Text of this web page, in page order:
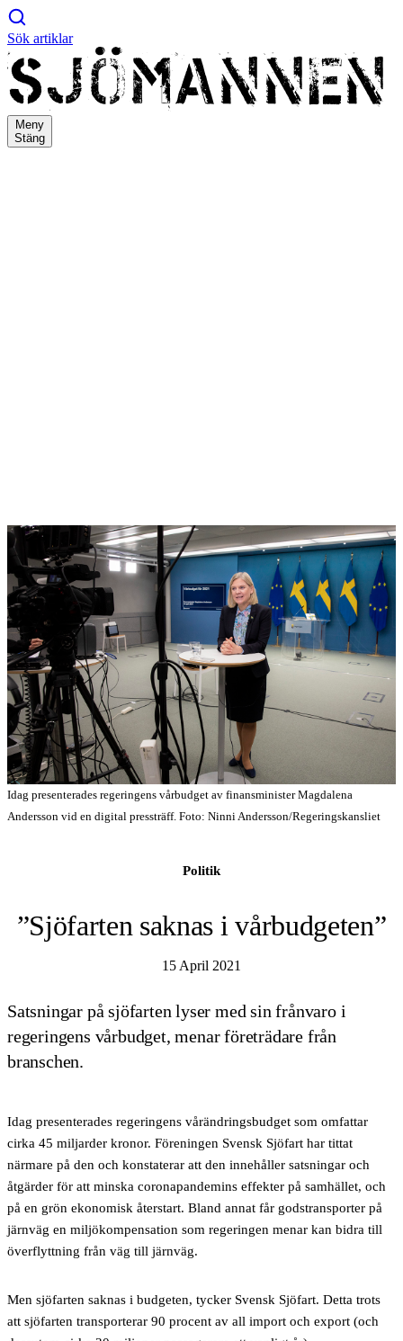
Sök artiklar
Meny
Stäng
Idag presenterades regeringens vårbudget av finansminister Magdalena
Andersson vid en digital pressträff. Foto: Ninni Andersson/Regeringskansliet
Politik
”Sjöfarten saknas i vårbudgeten”
15 April 2021
Satsningar på sjöfarten lyser med sin frånvaro i
regeringens vårbudget, menar företrädare från
branschen.
Idag presenterades regeringens vårändringsbudget som omfattar
cirka 45 miljarder kronor. Föreningen Svensk Sjöfart har tittat
närmare på den och konstaterar att den innehåller satsningar och
åtgärder för att minska coronapandemins effekter på samhället, och
på en grön ekonomisk återstart. Bland annat får godstransporter på
järnväg en miljökompensation som regeringen menar kan bidra till
överflyttning från väg till järnväg.
Men sjöfarten saknas i budgeten, tycker Svensk Sjöfart. Detta trots
att sjöfarten transporterar 90 procent av all import och export (och